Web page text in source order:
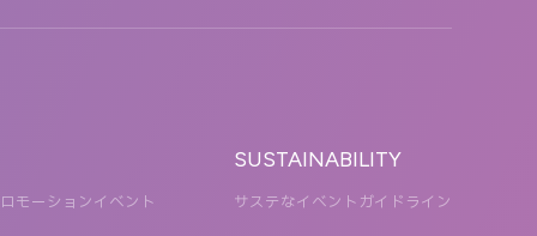
モーションイベント
SUSTAINABILITY
サステなイベントガイドライン